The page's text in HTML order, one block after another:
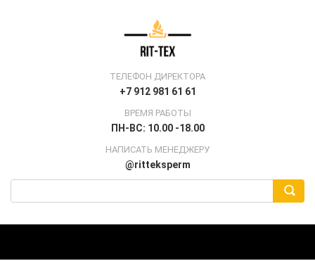
ТЕЛЕФОН ДИРЕКТОРА
+7 912 981 61 61
ВРЕМЯ РАБОТЫ
ПН-ВС: 10.00 -18.00
НАПИСАТЬ МЕНЕДЖЕРУ
@ritteksperm